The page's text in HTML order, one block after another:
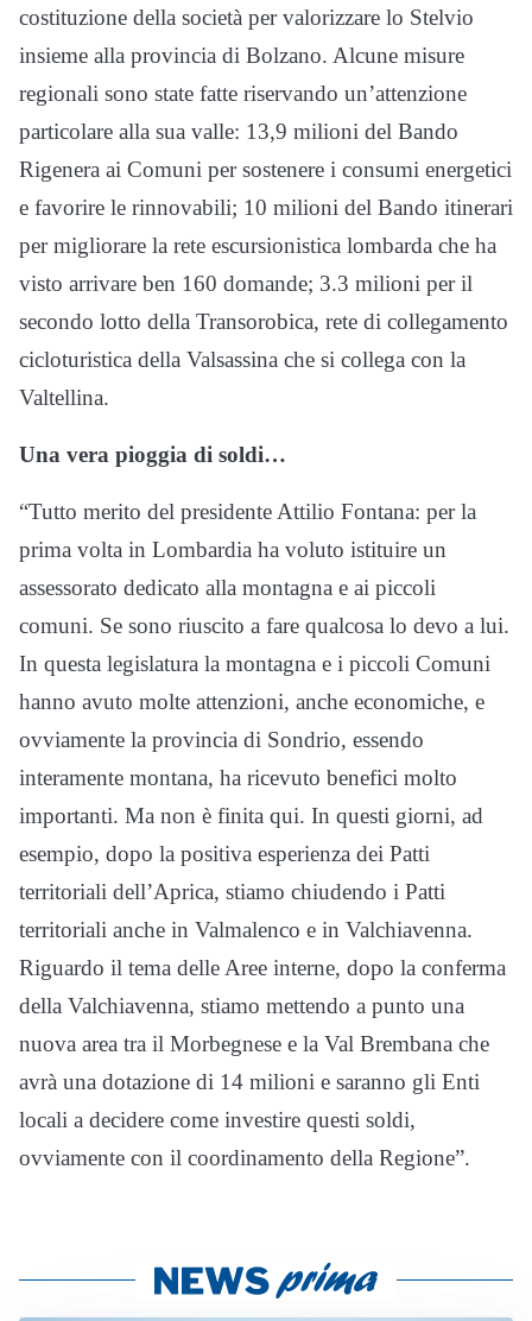
costituzione della società per valorizzare lo Stelvio
insieme alla provincia di Bolzano. Alcune misure
regionali sono state fatte riservando un’attenzione
particolare alla sua valle: 13,9 milioni del Bando
Rigenera ai Comuni per sostenere i consumi energetici
e favorire le rinnovabili; 10 milioni del Bando itinerari
per migliorare la rete escursionistica lombarda che ha
visto arrivare ben 160 domande; 3.3 milioni per il
secondo lotto della Transorobica, rete di collegamento
cicloturistica della Valsassina che si collega con la
Valtellina.
Una vera pioggia di soldi…
“Tutto merito del presidente Attilio Fontana: per la
prima volta in Lombardia ha voluto istituire un
assessorato dedicato alla montagna e ai piccoli
comuni. Se sono riuscito a fare qualcosa lo devo a lui.
In questa legislatura la montagna e i piccoli Comuni
hanno avuto molte attenzioni, anche economiche, e
ovviamente la provincia di Sondrio, essendo
interamente montana, ha ricevuto benefici molto
importanti. Ma non è finita qui. In questi giorni, ad
esempio, dopo la positiva esperienza dei Patti
territoriali dell’Aprica, stiamo chiudendo i Patti
territoriali anche in Valmalenco e in Valchiavenna.
Riguardo il tema delle Aree interne, dopo la conferma
della Valchiavenna, stiamo mettendo a punto una
nuova area tra il Morbegnese e la Val Brembana che
avrà una dotazione di 14 milioni e saranno gli Enti
locali a decidere come investire questi soldi,
ovviamente con il coordinamento della Regione”.